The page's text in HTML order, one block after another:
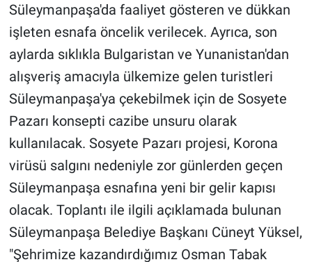
Süleymanpaşa'da faaliyet gösteren ve dükkan
işleten esnafa öncelik verilecek. Ayrıca, son
aylarda sıklıkla Bulgaristan ve Yunanistan'dan
alışveriş amacıyla ülkemize gelen turistleri
Süleymanpaşa'ya çekebilmek için de Sosyete
Pazarı konsepti cazibe unsuru olarak
kullanılacak. Sosyete Pazarı projesi, Korona
virüsü salgını nedeniyle zor günlerden geçen
Süleymanpaşa esnafına yeni bir gelir kapısı
olacak. Toplantı ile ilgili açıklamada bulunan
Süleymanpaşa Belediye Başkanı Cüneyt Yüksel,
"Şehrimize kazandırdığımız Osman Tabak